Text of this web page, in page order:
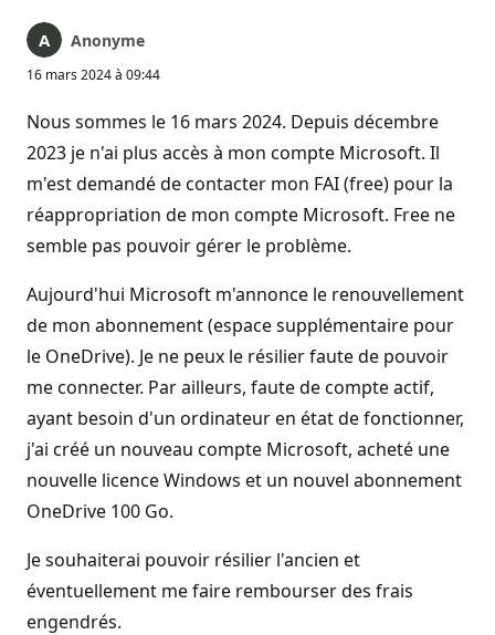
Anonyme
16 mars 2024 à 09:44
Nous sommes le 16 mars 2024. Depuis décembre
2023 je n'ai plus accès à mon compte Microsoft. Il
m'est demandé de contacter mon FAI (free) pour la
réappropriation de mon compte Microsoft. Free ne
semble pas pouvoir gérer le problème.
Aujourd'hui Microsoft m'annonce le renouvellement
de mon abonnement (espace supplémentaire pour
le OneDrive). Je ne peux le résilier faute de pouvoir
me connecter. Par ailleurs, faute de compte actif,
ayant besoin d'un ordinateur en état de fonctionner,
j'ai créé un nouveau compte Microsoft, acheté une
nouvelle licence Windows et un nouvel abonnement
OneDrive 100 Go.
Je souhaiterai pouvoir résilier l'ancien et
éventuellement me faire rembourser des frais
engendrés.